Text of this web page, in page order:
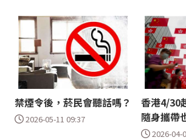
禁煙令後，菸民會聽話嗎？
2026-05-11 09:37
香港4/30
隨身攜帶
2026-04-